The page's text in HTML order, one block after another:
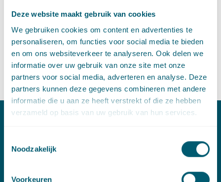
Deze website maakt gebruik van cookies
We gebruiken cookies om content en advertenties te
personaliseren, om functies voor social media te bieden
en om ons websiteverkeer te analyseren. Ook delen we
informatie over uw gebruik van onze site met onze
partners voor social media, adverteren en analyse. Deze
partners kunnen deze gegevens combineren met andere
informatie die u aan ze heeft verstrekt of die ze hebben
verzameld op basis van uw gebruik van hun services.
Noodzakelijk
Voorkeuren
de nadelen niet uit het oog moeten worden verloren.
gehouden over de Urgenda uitspraak van de
Haagse Rechtbank.
Wilt u meer informatie? Neemt u dan gerust contact op
metMartijn Scheltema
T:+31 70 515 3000